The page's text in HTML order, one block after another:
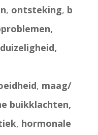
, ontsteking, b
, maag/
buikklachten,
, hormonale